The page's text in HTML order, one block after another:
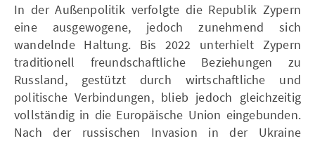
In der Außenpolitik verfolgte die Republik Zypern
eine ausgewogene, jedoch zunehmend sich
wandelnde Haltung. Bis 2022 unterhielt Zypern
traditionell freundschaftliche Beziehungen zu
Russland, gestützt durch wirtschaftliche und
politische Verbindungen, blieb jedoch gleichzeitig
vollständig in die Europäische Union eingebunden.
Nach der russischen Invasion in der Ukraine